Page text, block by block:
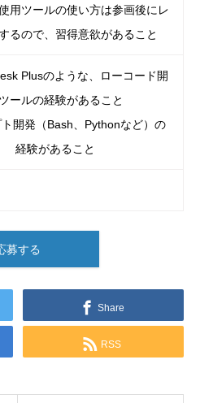
用ツールの使い方は参画後にレ
るので、習得意欲があること
Plusのような、ローコード開
ールの経験があること
ト開発（Bash、Pythonなど）の
経験があるこ と
募する
Share
RSS